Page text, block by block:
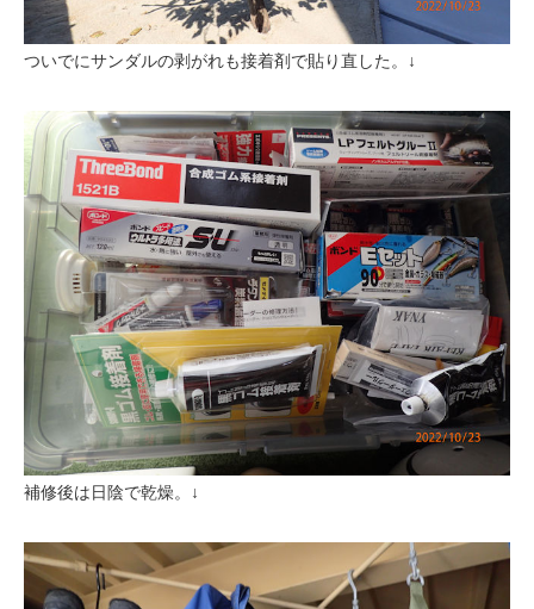
ついでにサンダルの剥がれも接着剤で貼り直した。↓
補修後は日陰で乾燥。↓